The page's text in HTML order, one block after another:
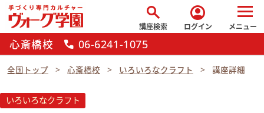
search
講座検索
account_circle
ログイン メニュー
心斎橋校 call 06-6241-1075
全国トップ 心斎橋校 いろいろなクラフト 講座詳細
いろいろなクラフト